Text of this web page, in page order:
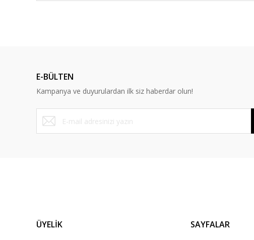
E-BÜLTEN
Kampanya ve duyurulardan ilk siz haberdar olun!
ÜYELİK SAYFALAR